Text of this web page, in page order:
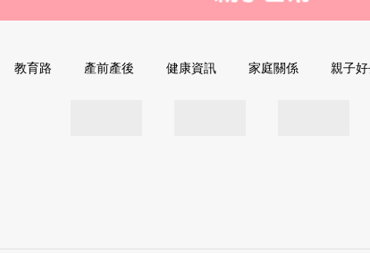
教育路 產前產後 健康資訊 家庭關係 親子